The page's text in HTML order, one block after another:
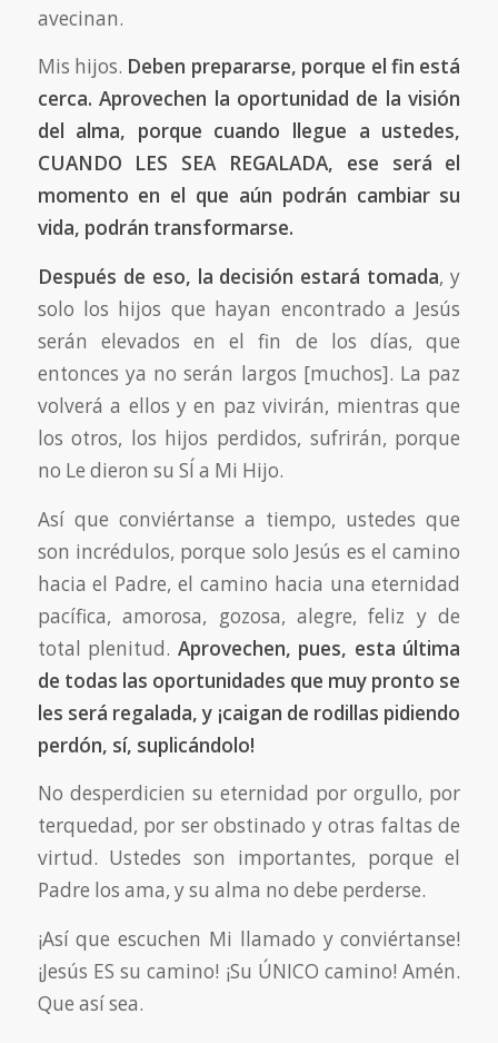
avecinan.
Mis hijos. Deben prepararse, porque el fin está
cerca. Aprovechen la oportunidad de la visión
del alma, porque cuando llegue a ustedes,
CUANDO LES SEA REGALADA, ese será el
momento en el que aún podrán cambiar su
vida, podrán transformarse.
Después de eso, la decisión estará tomada, y
solo los hijos que hayan encontrado a Jesús
serán elevados en el fin de los días, que
entonces ya no serán largos [muchos]. La paz
volverá a ellos y en paz vivirán, mientras que
los otros, los hijos perdidos, sufrirán, porque
no Le dieron su SÍ a Mi Hijo.
Así que conviértanse a tiempo, ustedes que
son incrédulos, porque solo Jesús es el camino
hacia el Padre, el camino hacia una eternidad
pacífica, amorosa, gozosa, alegre, feliz y de
total plenitud. Aprovechen, pues, esta última
de todas las oportunidades que muy pronto se
les será regalada, y ¡caigan de rodillas pidiendo
perdón, sí, suplicándolo!
No desperdicien su eternidad por orgullo, por
terquedad, por ser obstinado y otras faltas de
virtud. Ustedes son importantes, porque el
Padre los ama, y su alma no debe perderse.
¡Así que escuchen Mi llamado y conviértanse!
¡Jesús ES su camino! ¡Su ÚNICO camino! Amén.
Que así sea.